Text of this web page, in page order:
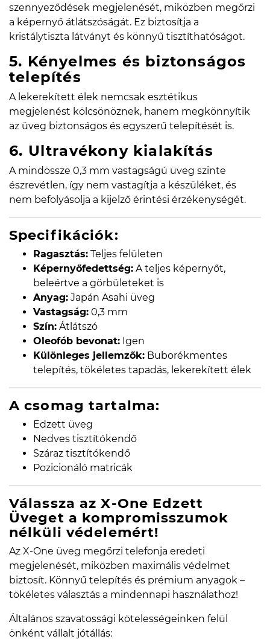
szennyeződések megjelenését, miközben megőrzi
a képernyő átlátszóságát. Ez biztosítja a
kristálytiszta látványt és könnyű tisztíthatóságot.
5. Kényelmes és biztonságos
telepítés
A lekerekített élek nemcsak esztétikus
megjelenést kölcsönöznek, hanem megkönnyítik
az üveg biztonságos és egyszerű telepítését is.
6. Ultravékony kialakítás
A mindössze 0,3 mm vastagságú üveg szinte
észrevétlen, így nem vastagítja a készüléket, és
nem befolyásolja a kijelző érintési érzékenységét.
Specifikációk:
Ragasztás: Teljes felületen
Képernyőfedettség: A teljes képernyőt,
beleértve a görbületeket is
Anyag: Japán Asahi üveg
Vastagság: 0,3 mm
Szín: Átlátszó
Oleofób bevonat: Igen
Különleges jellemzők: Buborékmentes
telepítés, tökéletes tapadás, lekerekített élek
A csomag tartalma:
Edzett üveg
Nedves tisztítókendő
Száraz tisztítókendő
Pozicionáló matricák
Válassza az X-One Edzett
Üveget a kompromisszumok
nélküli védelemért!
Az X-One üveg megőrzi telefonja eredeti
megjelenését, miközben maximális védelmet
biztosít. Könnyű telepítés és prémium anyagok –
tökéletes választás a mindennapi használathoz!
Általános szavatossági kötelességeinken felül
önként vállalt jótállás: